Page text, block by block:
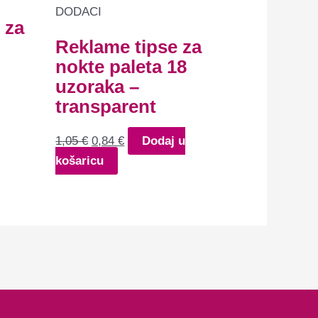
DODACI
Reklame tipse za
nokte paleta 18
uzoraka –
transparent
1,05€
je:
0,84€
Dodaj u
košaricu